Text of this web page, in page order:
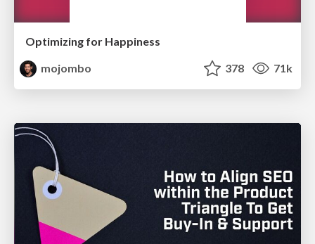
Optimizing for Happiness
mojombo
378 71k